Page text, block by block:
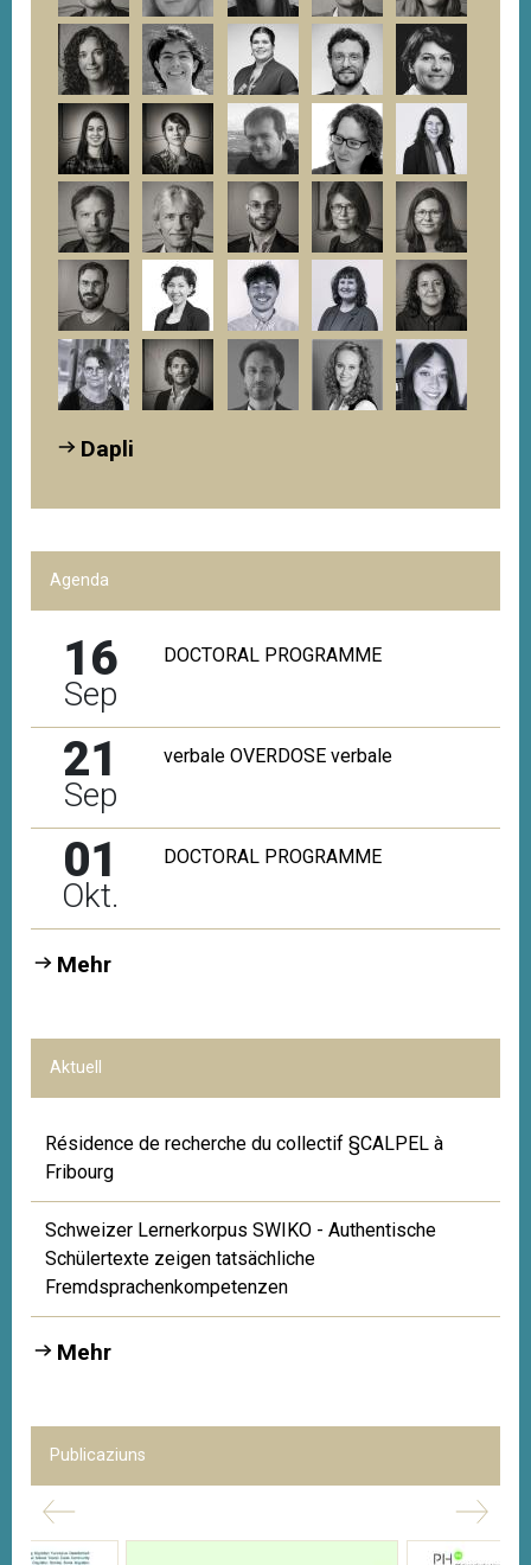
Dapli
Agenda
16
Sep
DOCTORAL PROGRAMME
21
Sep
verbale OVERDOSE verbale
01
Okt.
DOCTORAL PROGRAMME
Mehr
Aktuell
Résidence de recherche du collectif §CALPEL à
Fribourg
Schweizer Lernerkorpus SWIKO - Authentische
Schülertexte zeigen tatsächliche
Fremdsprachenkompetenzen
Mehr
Publicaziuns